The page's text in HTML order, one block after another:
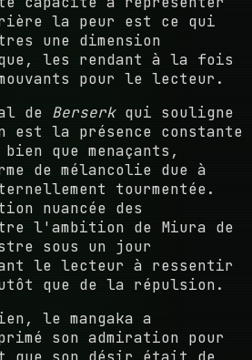
la peur est ce qui
une dimension
les rendant à la fois
pour le lecteur.
de Berserkqui souligne
la présence constante
que menaçants,
de mélancolie due à
tourmentée.
nuancée des
l'ambition de Miura de
sous un jour
le lecteur à ressentir
que de la répulsion.
le mangaka a
son admiration pour